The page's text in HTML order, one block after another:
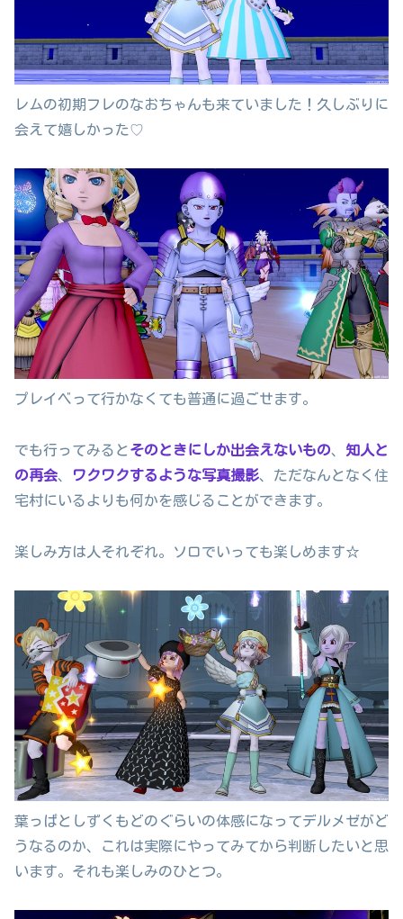
レムの初期フレのなおちゃんも来ていました！久しぶりに
会えて嬉しかった♡
プレイベって行かなくても普通に過ごせます。
でも行ってみると そのときにしか出会えないもの、 知人と
の再会、 ワクワクするような写真撮影、ただなんとなく住
宅村にいるよりも何かを感じることができます。
楽しみ方は人それぞれ。ソロでいっても楽しめます☆
葉っぱとしずくもどのぐらいの体感になってデルメゼがど
うなるのか、これは実際にやってみてから判断したいと思
います。それも楽しみのひとつ。